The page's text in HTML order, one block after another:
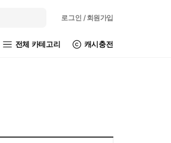
로그인 / 회원가입
전체 카테고리 캐시충전